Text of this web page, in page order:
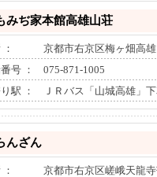
みぢ家本館高雄山荘
京都市右京区梅ヶ畑高雄
号 ：
075-871-1005
駅 ：
ＪＲバス「山城高雄」
んざん
京都市右京区嵯峨天龍